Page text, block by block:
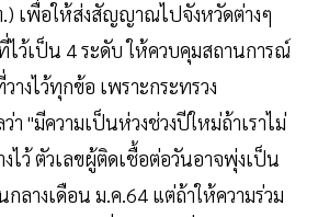
เพื่อให้ส่งสัญญาณไปจังหวัดต่างๆ
ว้เป็น 4 ระดับ ให้ควบคุมสถานการณ์
างไว้ทุกข้อ เพราะกระทรวง
า "มีความเป็นห่วงช่วงปีใหม่ถ้าเราไม่
ไว้ ตัวเลขผู้ติดเชื้อต่อวันอาจพุ่งเป็น
างเดือน ม.ค.64 แต่ถ้าให้ความร่วม